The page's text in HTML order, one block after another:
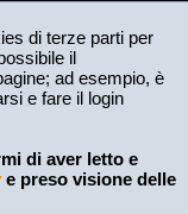
di terze parti per
il
ad esempio, è
e fare il login
di aver letto e
e preso visione delle